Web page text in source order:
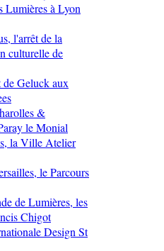
Lumières à Lyon
l'arrêt de la
culturelle de
Geluck aux
&
le Monial
la Ville Atelier
le Parcours
de Lumières, les
Chigot
Design St